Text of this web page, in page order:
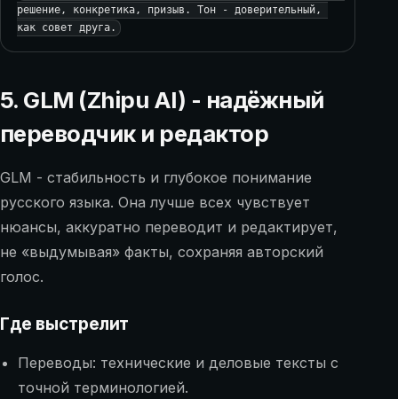
решение, конкретика, призыв. Тон - доверительный,
как совет друга.
5. GLM (Zhipu AI) - надёжный
переводчик и редактор
GLM - стабильность и глубокое понимание
русского языка. Она лучше всех чувствует
нюансы, аккуратно переводит и редактирует,
не «выдумывая» факты, сохраняя авторский
голос.
Где выстрелит
Переводы: технические и деловые тексты с
точной терминологией.